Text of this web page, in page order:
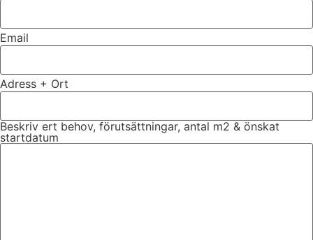
Email
Adress + Ort
Beskriv ert behov, förutsättningar, antal m2 & önskat
startdatum